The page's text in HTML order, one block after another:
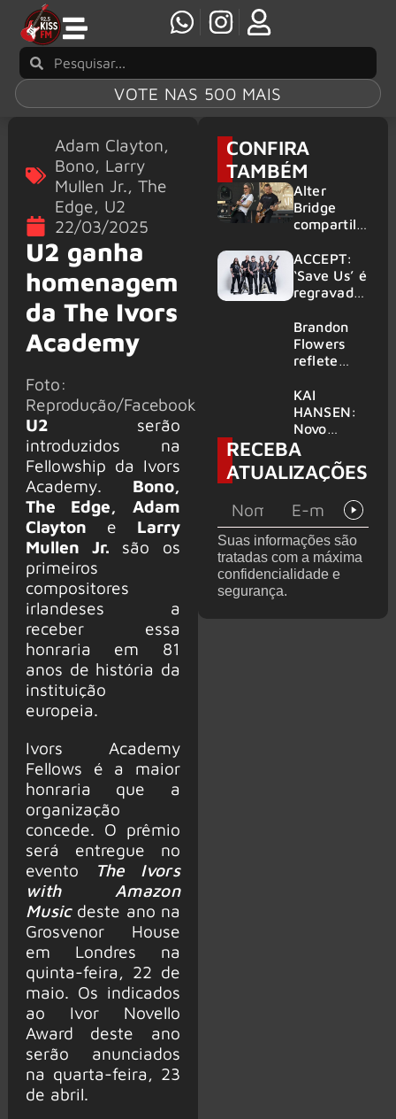
VOTE NAS 500 MAIS
Adam Clayton,
Bono, Larry
Mullen Jr., The
Edge, U2
22/03/2025
U2 ganha
homenagem
da The Ivors
Academy
Foto:
Reprodução/Facebook
U2 serão
introduzidos na
Fellowship da Ivors
Academy. Bono,
The Edge, Adam
Clayton e Larry
Mullen Jr. são os
primeiros
compositores
irlandeses a
receber essa
honraria em 81
anos de história da
instituição
europeia.
Ivors Academy
Fellows é a maior
honraria que a
organização
concede. O prêmio
será entregue no
evento
The Ivors
with Amazon
Music deste ano na
Grosvenor House
em Londres na
quinta-feira, 22 de
maio. Os indicados
ao Ivor Novello
Award deste ano
serão anunciados
na quarta-feira, 23
de abril.
CONFIRA
TAMBÉM
Alter
Bridge
compartilh
vivo de
“Fortress”
gravada
am Ring
2026
ACCEPT:
‘Save Us’ é
regravada
membros
do GHOST
e KORN
Brandon
Flowers
reflete
futuro e
levanta
possibilida
de de
deixar os
palcos
KAI
HANSEN:
Novo
single
‘Welcome
To Life’ é
RECEBA
ATUALIZAÇÕES
Suas informações são
tratadas com a máxima
confidencialidade e
segurança.